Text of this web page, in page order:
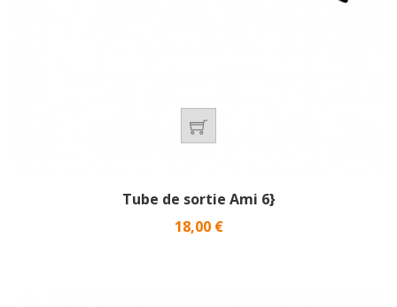
Tube de sortie Ami 6}
Prix
18,00 €